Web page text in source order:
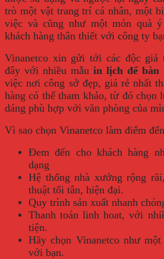
trò một vật trang trí cá nhân, một
việc và cũng như một món quà
khách hàng thân thiết với công ty
Vinanetco xin gửi tới các độc giả
đây với nhiều mẫu in lịch để bàn
việc nơi công sở đẹp, giá rẻ nhất
hàng có thể tham khảo, từ đó chọn
dáng phù hợp với văn phòng của
Vì sao chọn Vinanetco làm điểm
Đem đến cho khách hàng
dạng
Hệ thống nhà xưởng rộng
thuật tối tân, hiện đại.
Quy trình sản xuất nhanh
Thanh toán linh hoat, với
tiện.
Hãy chọn Vinanetco như
với bạn.